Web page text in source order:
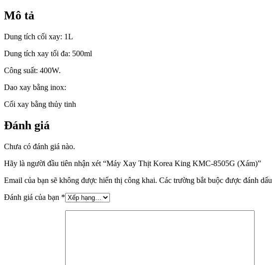
Mô tả
Dung tích cối xay: 1L
Dung tích xay tối đa: 500ml
Công suất: 400W.
Dao xay bằng inox:
Cối xay bằng thủy tinh
Đánh giá
Chưa có đánh giá nào.
Hãy là người đầu tiên nhận xét “Máy Xay Thịt Korea King KMC-8505G (Xám)”
Email của bạn sẽ không được hiển thị công khai. Các trường bắt buộc được đánh dấu
Đánh giá của bạn *